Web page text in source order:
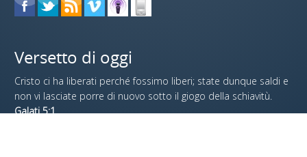
Versetto di oggi
Cristo ci ha liberati perché fossimo liberi; state dunque saldi e
non vi lasciate porre di nuovo sotto il giogo della schiavitù.
Galati 5:1